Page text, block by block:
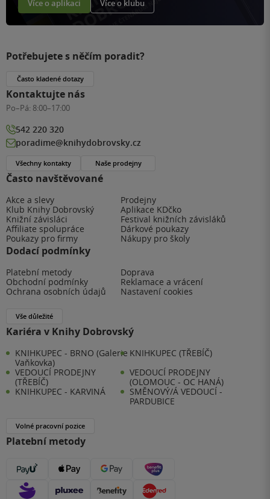
Více o aplikaci Více o klubu
Často navštěvované
Akce a slevy
Prodejny
Klub Knihy Dobrovský
Aplikace KDčko
Knižní závisláci
Festival knižních závisláků
Affiliate spolupráce
Dárkové poukazy
Poukazy pro firmy
Nákupy pro školy
Dodací podmínky
Platební metody
Doprava
Obchodní podmínky
Reklamace a vrácení
Ochrana osobních údajů
Nastavení cookies
Vše důležité
Kariéra v Knihy Dobrovský
KNIHKUPEC - BRNO (Galerie
Vaňkovka)
KNIHKUPEC (TŘEBÍČ)
VEDOUCÍ PRODEJNY
(TŘEBÍČ)
VEDOUCÍ PRODEJNY
(OLOMOUC - OC HANÁ)
KNIHKUPEC - KARVINÁ
SMĚNOVÝ/Á VEDOUCÍ -
PARDUBICE
Volné pracovní pozice
Platební metody
Potřebujete s něčím poradit?
Často kladené dotazy
Kontaktujte nás
Po–Pá: 8:00–17:00
542 220 320
poradime@knihydobrovsky.cz
Všechny kontakty Naše prodejny